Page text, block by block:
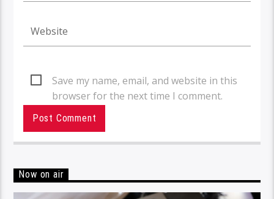
Save my name, email, and website in this
browser for the next time I comment.
Now on air